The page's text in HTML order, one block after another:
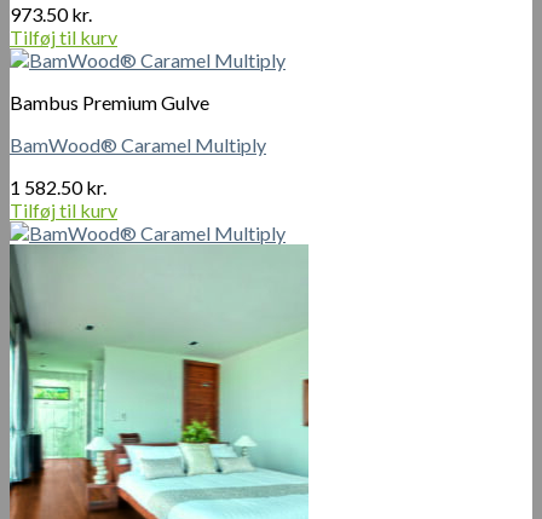
973.50kr.
Tilføj til kurv
Bambus Premium Gulve
BamWood® Caramel Multiply
1 582.50kr.
Tilføj til kurv